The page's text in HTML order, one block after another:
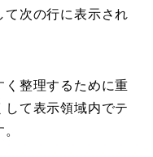
て次の行に表示され
く整理するために重
て表示領域内でテ